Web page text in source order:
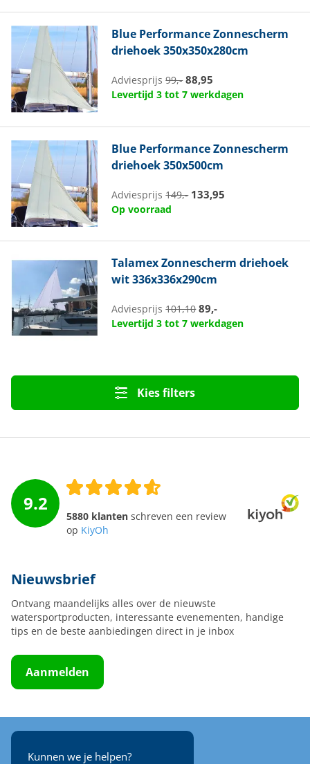
Blue PerformanceZonnescherm
driehoek 350x350x280cm
Adviesprijs99,- 88,95
Levertijd 3 tot 7 werkdagen
Blue PerformanceZonnescherm
driehoek 350x500cm
Adviesprijs149,- 133,95
Op voorraad
TalamexZonnescherm driehoek
wit 336x336x290cm
Adviesprijs101,10 89,-
Levertijd 3 tot 7 werkdagen
Kies filters
9.2
5880 klanten schreven een review
op KiyOh
Nieuwsbrief
Ontvang maandelijks alles over de nieuwste
watersportproducten, interessante evenementen, handige
tips en de beste aanbiedingen direct in je inbox
Aanmelden
Kunnen we je helpen?